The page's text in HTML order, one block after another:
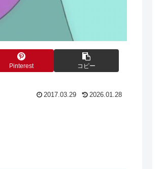
Pinterest コピー
2017.03.29 2026.01.28